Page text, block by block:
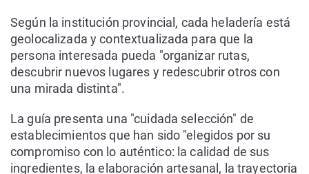
Según la institución provincial, cada heladería está
geolocalizada y contextualizada para que la
persona interesada pueda "organizar rutas,
descubrir nuevos lugares y redescubrir otros con
una mirada distinta".
La guía presenta una "cuidada selección" de
establecimientos que han sido "elegidos por su
compromiso con lo auténtico: la calidad de sus
ingredientes, la elaboración artesanal, la trayectoria